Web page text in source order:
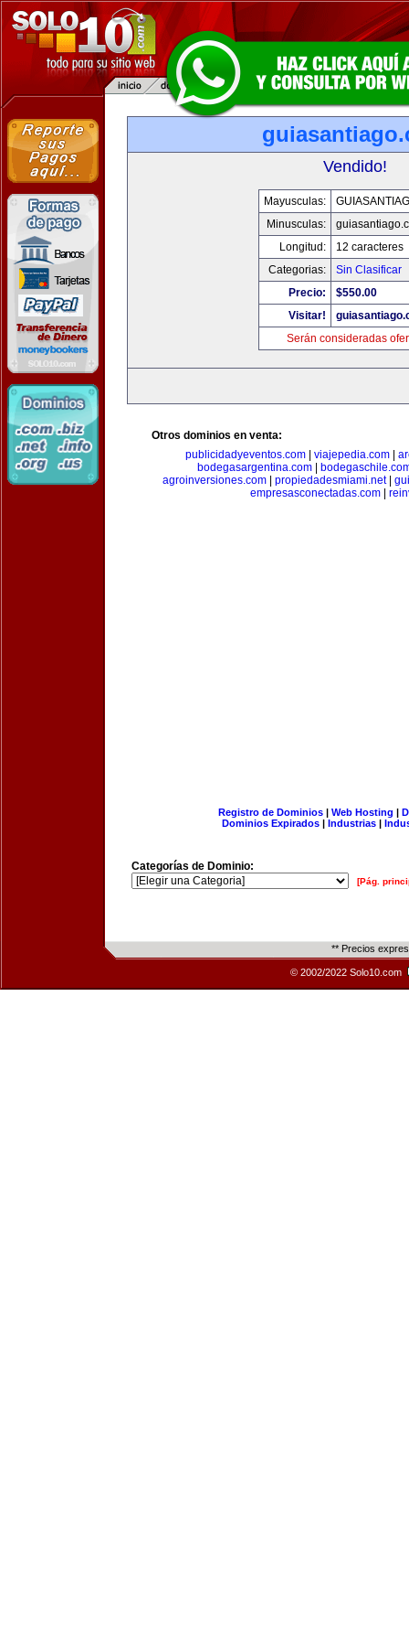
Vendido!
Mayusculas:
Minusculas:
Longitud:
12 caracteres
Categorias:
Sin Clasificar
Precio:
$550.00
Visitar!
Serán consideradas
Otros dominios en venta:
publicidadyeventos.com| viajepedia.com|
bodegasargentina.com|
agroinversiones.com
propiedadesmiami.net|
empresasconectadas.com|
Registro de Dominios| Web Hosting |
Dominios Expirados | Industrias |
Categorías de Dominio:
[Pág.
** Precios
© 2002/2022 Solo10.com